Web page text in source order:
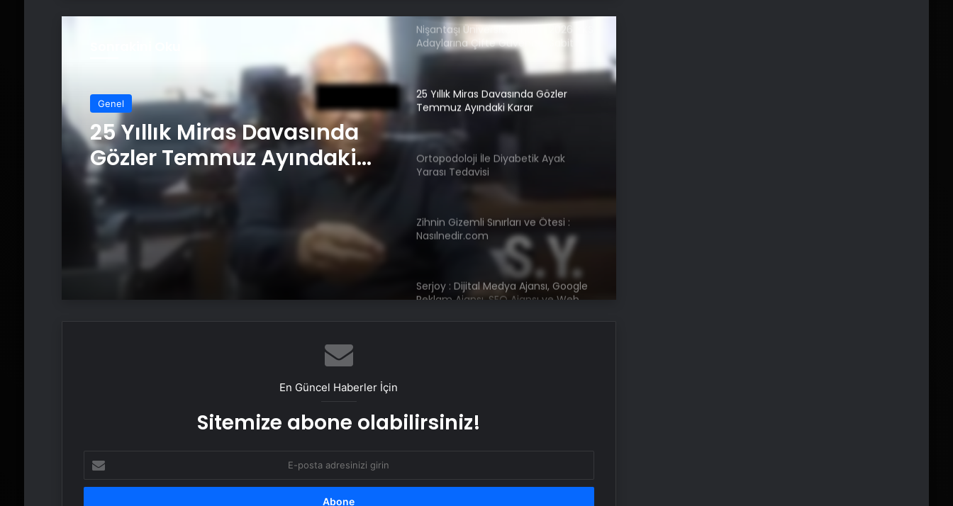
Genel
25 Yıllık Miras Davasında
Gözler Temmuz Ayındaki
Karar Duruşmasına
Çevrildi
Nişantaşı Üniversitesi’nden 2026 YKS
Adaylarına Çifte Güvence: Sabit
Ücret ve Kesintisiz Burs
25 Yıllık Miras Davasında Gözler
Temmuz Ayındaki Karar
Ortopodoloji İle Diyabetik Ayak
Yarası Tedavisi
Zihnin Gizemli Sınırları ve Ötesi :
Nasılnedir.com
Serjoy : Dijital Medya Ajansı, Google
Reklam Ajansı, SEO Ajansı ve Web
Umre Turları Rehberi Diyanet Umre
Turları Farkları ve Seçim Kriterleri
En Güncel Haberler İçin
Sitemize abone olabilirsiniz!
posta
adresinizi